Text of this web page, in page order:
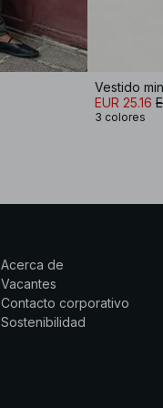
Vestido
EUR 25.16
3 colores
Acerca de
Vacantes
Contacto corporativo
Sostenibilidad